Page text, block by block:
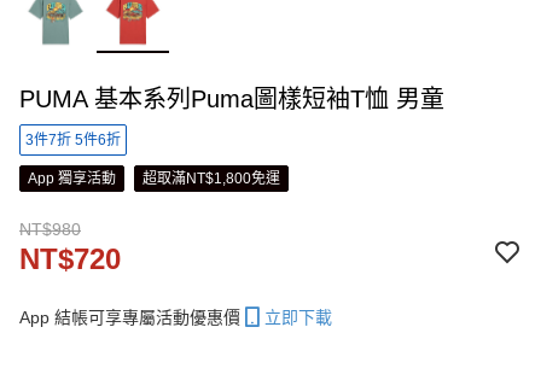
PUMA 基本系列Puma圖樣短袖T恤 男童
3件7折 5件6折
App 獨享活動 超取滿NT$1,800免運
NT$980
NT$720
App 結帳可享專屬活動優惠價 立即下載